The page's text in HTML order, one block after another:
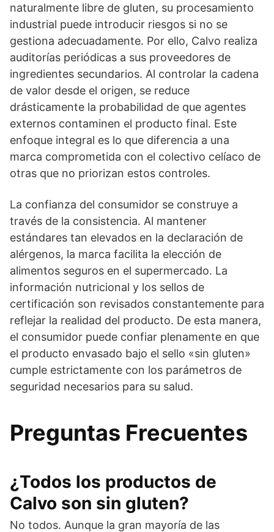
naturalmente libre de gluten, su procesamiento
industrial puede introducir riesgos si no se
gestiona adecuadamente. Por ello, Calvo realiza
auditorías periódicas a sus proveedores de
ingredientes secundarios. Al controlar la cadena
de valor desde el origen, se reduce
drásticamente la probabilidad de que agentes
externos contaminen el producto final. Este
enfoque integral es lo que diferencia a una
marca comprometida con el colectivo celíaco de
otras que no priorizan estos controles.
La confianza del consumidor se construye a
través de la consistencia. Al mantener
estándares tan elevados en la declaración de
alérgenos, la marca facilita la elección de
alimentos seguros en el supermercado. La
información nutricional y los sellos de
certificación son revisados constantemente para
reflejar la realidad del producto. De esta manera,
el consumidor puede confiar plenamente en que
el producto envasado bajo el sello «sin gluten»
cumple estrictamente con los parámetros de
seguridad necesarios para su salud.
Preguntas Frecuentes
¿Todos los productos de
Calvo son sin gluten?
No todos. Aunque la gran mayoría de las